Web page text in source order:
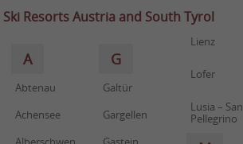
Ski Resorts Austria and South Tyrol
A
Abtenau
Achensee
G
Galtür
Gargellen
Lienz
Lofer
Lusia – San
Pellegrino